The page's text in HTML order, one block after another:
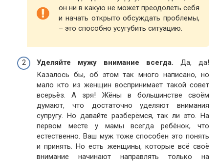
он ни в какую не может преодолеть себя
и начать открыто обсуждать проблемы,
– это способно усугубить ситуацию.
Уделяйте мужу внимание всегда. Да, да!
Казалось бы, об этом так много написано, но
мало кто из женщин воспринимает такой совет
всерьёз. А зря! Жёны в большинстве своём
думают, что достаточно уделяют внимания
супругу. Но давайте разберёмся, так ли это. На
первом месте у мамы всегда ребёнок, что
естественно. Ваш муж тоже способен это понять
и принять. Но есть женщины, которые всё своё
внимание начинают направлять только на